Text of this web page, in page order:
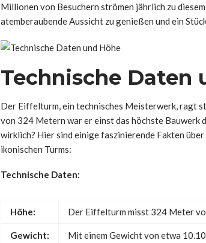
Millionen von Besuchern strömen jährlich zu
atemberaubende Aussicht zu genießen und ein
Technische Daten
Der Eiffelturm, ein technisches Meisterwerk, ragt
von 324 Metern war er einst das höchste Bauwerk
wirklich? Hier sind einige faszinierende Fakten über
ikonischen Turms:
Technische Daten:
Höhe: Der Eiffelturm misst 324 Meter
Gewicht:
Mit einem Gewicht von etwa